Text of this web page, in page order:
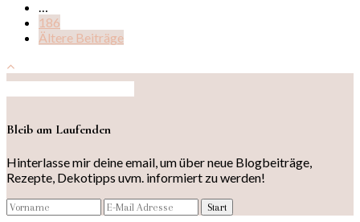
186
Ältere Beiträge
Bleib am Laufenden
Hinterlasse mir deine email, um über neue Blogbeiträge,
Rezepte, Dekotipps uvm. informiert zu werden!